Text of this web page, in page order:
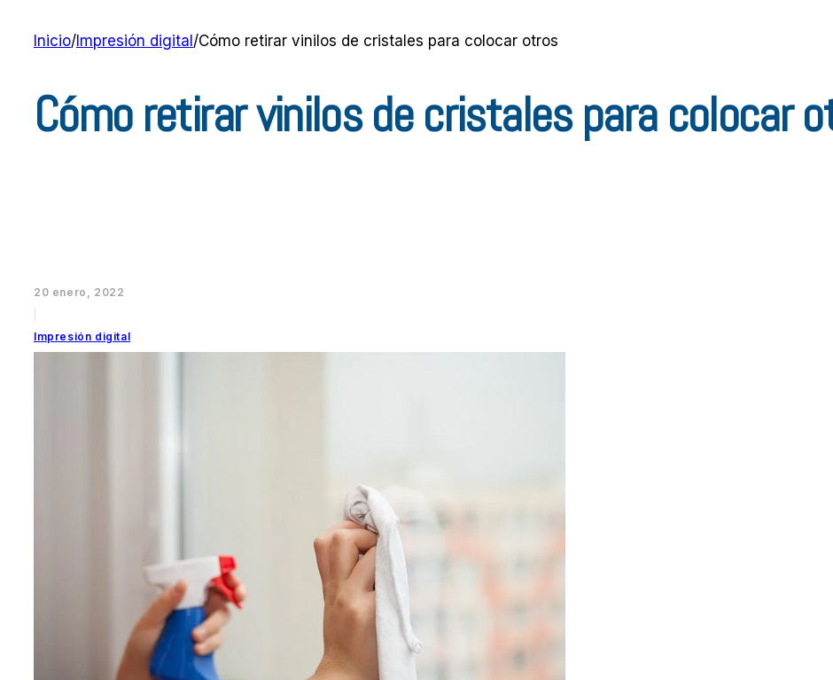
Inicio/ Impresión digital /Cómo retirar vinilos de cristales para colocar otros
Cómo retirar vinilos de cristales para colocar
20 enero, 2022
Impresión digital